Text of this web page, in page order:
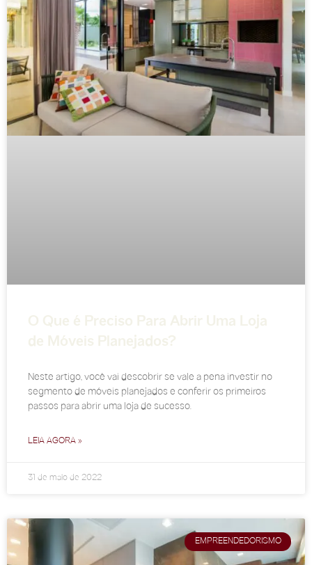
O Que é Preciso Para Abrir Uma Loja
de Móveis Planejados?
Neste artigo, você vai descobrir se vale a pena investir no
segmento de móveis planejados e conferir os primeiros
passos para abrir uma loja de sucesso.
LEIA AGORA »
31 de maio de 2022
EMPREENDEDORISMO